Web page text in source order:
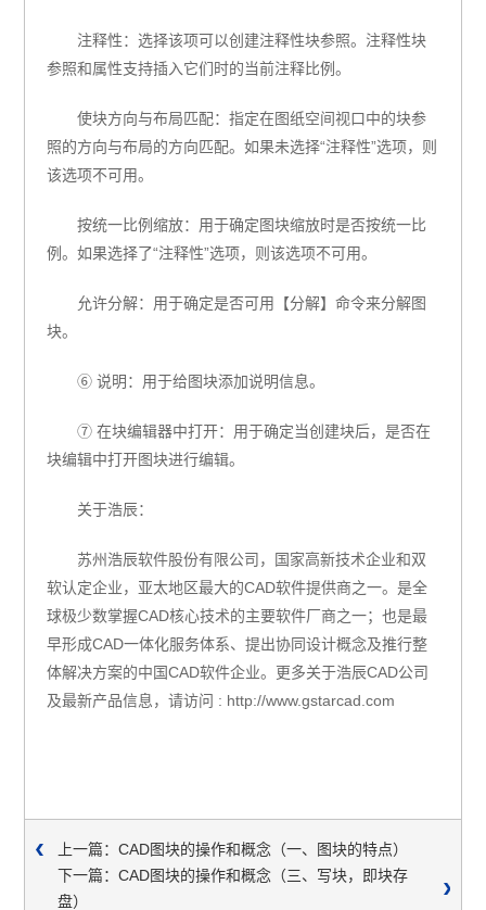
注释性：选择该项可以创建注释性块参照。注释性块
参照和属性支持插入它们时的当前注释比例。
使块方向与布局匹配：指定在图纸空间视口中的块参
照的方向与布局的方向匹配。如果未选择“注释性”选项，则
该选项不可用。
按统一比例缩放：用于确定图块缩放时是否按统一比
例。如果选择了“注释性”选项，则该选项不可用。
允许分解：用于确定是否可用【分解】命令来分解图
块。
⑥ 说明：用于给图块添加说明信息。
⑦ 在块编辑器中打开：用于确定当创建块后，是否在
块编辑中打开图块进行编辑。
关于浩辰：
苏州浩辰软件股份有限公司，国家高新技术企业和双
软认定企业，亚太地区最大的CAD软件提供商之一。是全
球极少数掌握CAD核心技术的主要软件厂商之一；也是最
早形成CAD一体化服务体系、提出协同设计概念及推行整
体解决方案的中国CAD软件企业。更多关于浩辰CAD公司
及最新产品信息，请访问 : http://www.gstarcad.com
上一篇：CAD图块的操作和概念（一、图块的特点）
下一篇：CAD图块的操作和概念（三、写块，即块存
盘）